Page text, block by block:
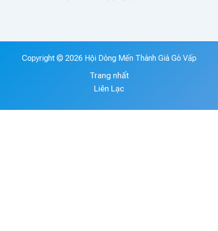
Copyright © 2026 Hội Dòng Mến Thánh Giá Gò Vấp
Trang nhất
Liên Lạc